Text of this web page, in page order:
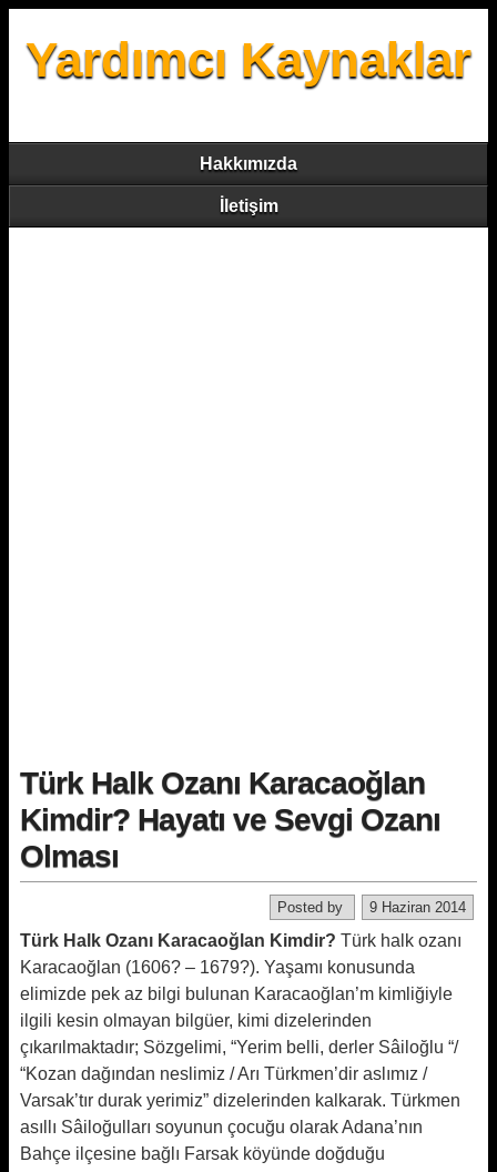
Yardımcı Kaynaklar
Hakkımızda
İletişim
Türk Halk Ozanı Karacaoğlan
Kimdir? Hayatı ve Sevgi Ozanı
Olması
9 Haziran 2014
Posted by
Türk Halk Ozanı Karacaoğlan Kimdir? Türk halk ozanı
Karacaoğlan (1606? – 1679?). Yaşamı konusunda
elimizde pek az bilgi bulunan Karacaoğlan’m kimliğiy­le
ilgili kesin olmayan bilgüer, kimi di­zelerinden
çıkarılmaktadır; Sözgelimi, “Yerim belli, derler Sâiloğlu “/
“Kozan dağından neslimiz / Arı Türkmen’dir aslımız /
Varsak’tır durak yerimiz” di­zelerinden kalkarak. Türkmen
asıllı Sâiloğulları soyunun çocuğu olarak Adana’nın
Bahçe ilçesine bağlı Far­sak köyünde doğduğu